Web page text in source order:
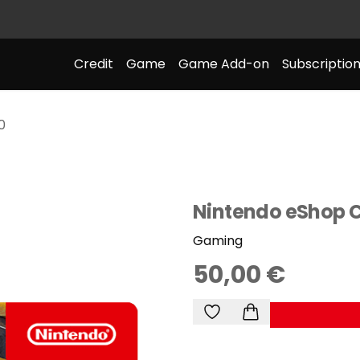
Credit Game Game Add-on Subscription
Nintendo eShop
50,00 €
Gaming